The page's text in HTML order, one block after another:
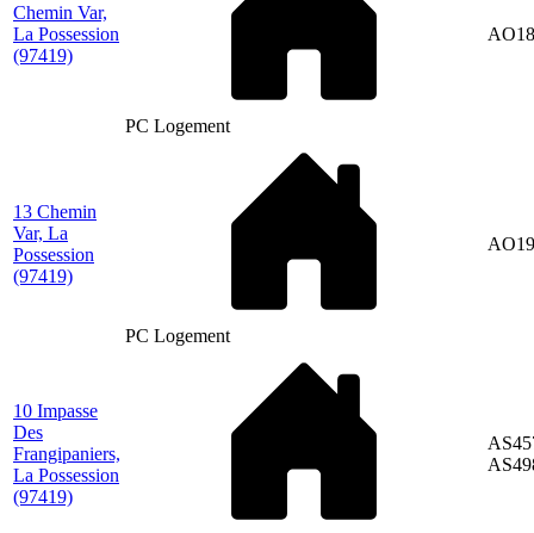
Chemin Var,
La Possession
(97419)
PC Logement
13 Chemin
Var, La
Possession
(97419)
PC Logement
10 Impasse
Des
Frangipaniers,
La Possession
(97419)